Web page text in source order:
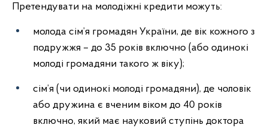
Претендувати на молодіжні кредити можуть:
молода сім’я громадян України, де вік кожного з
подружжя – до 35 років включно (або одинокі
молоді громадяни такого ж віку);
сім’я (чи одинокі молоді громадяни), де чоловік
або дружина є вченим віком до 40 років
включно, який має науковий ступінь доктора